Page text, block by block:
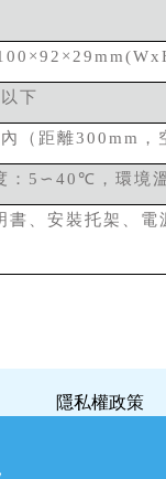
以下
（距離300mm
5 ∽40 ℃ ，環境
書、安裝托架、
隱私權政策